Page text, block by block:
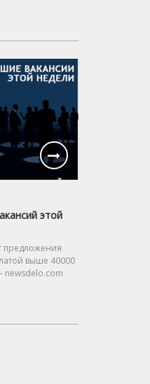
этой
предложения
выше 40000
newsdelo.com